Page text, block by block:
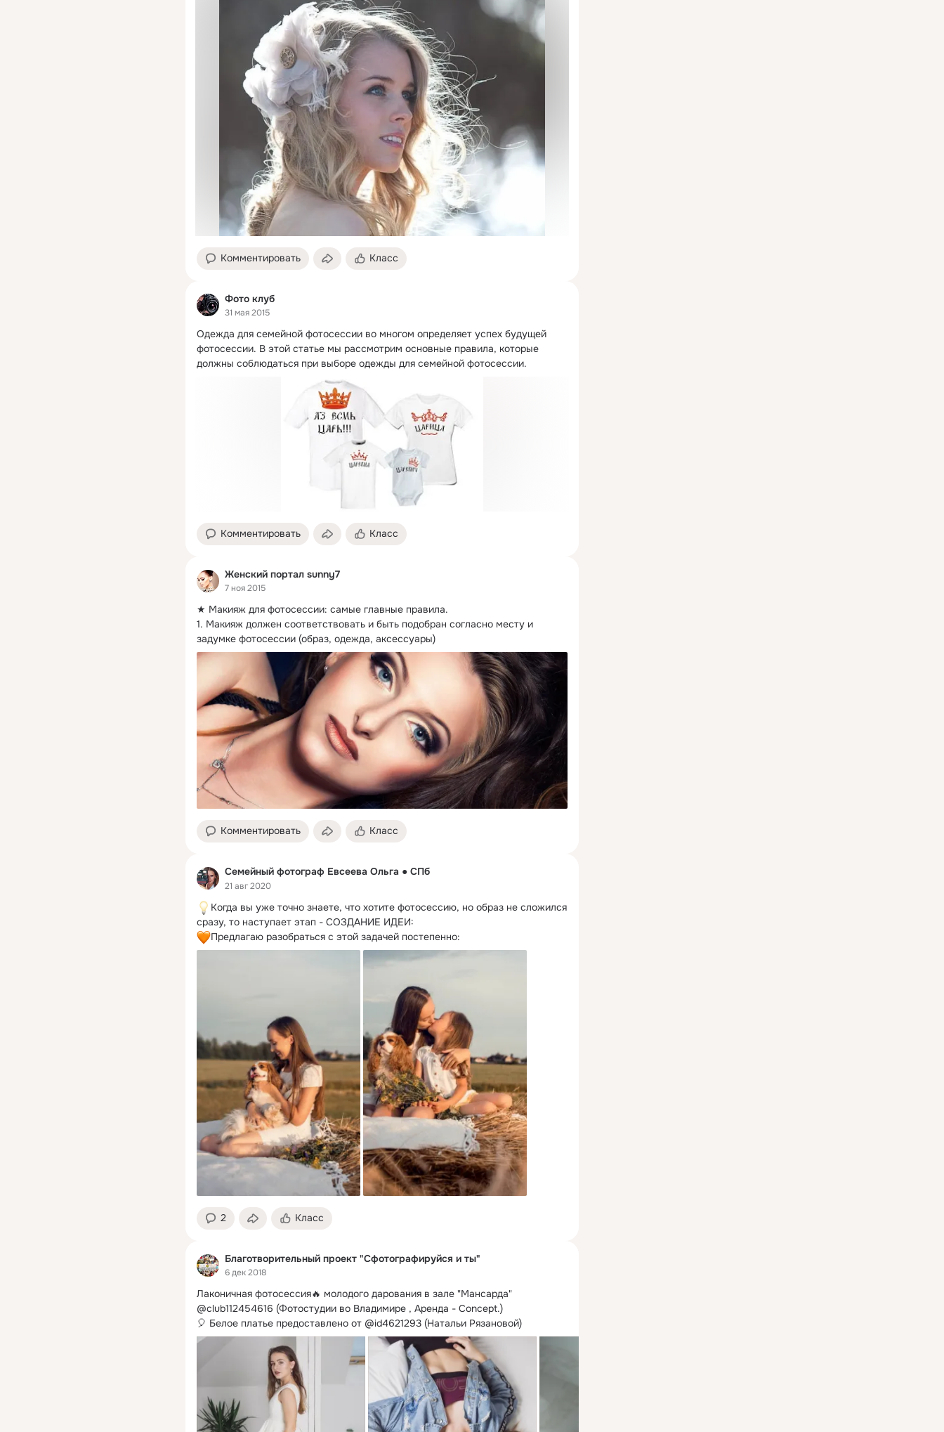
Комментировать Класс
Фото клуб
31 мая 2015
Одежда для семейной фотосессии во многом определяет успех будущей
фотосессии. В этой статье мы рассмотрим основные правила, которые
должны соблюдаться при выборе одежды для семейной фотосессии.
Комментировать Класс
Женский портал sunny7
7 ноя 2015
★ Макияж для фотосессии: самые главные правила.
1. Макияж должен соответствовать и быть подобран согласно месту и
задумке фотосессии (образ, одежда, аксессуары)
Комментировать Класс
Семейный фотограф Евсеева Ольга ● СПб
21 авг 2020
Когда вы уже точно знаете, что хотите фотосессию, но образ не сложился
Предлагаю разобраться с этой задачей постепенно:
2 Класс
Благотворительный проект "Сфотографируйся и ты"
6 дек 2018
Лаконичная фотосессия🔥 молодого дарования в зале "Мансарда"
@club112454616 (Фотостудии во Владимире , Аренда - Concept.)
🎈 Белое платье предоставлено от @id4621293 (Натальи Рязановой)